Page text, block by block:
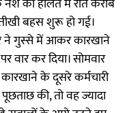
बहस शुरू हो गई।
ने गुस्से में आकर कारखाने
कर दिया। सोमवार
के दूसरे कर्मचारी
की, तो वह ज्यादा